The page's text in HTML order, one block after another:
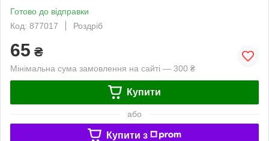
Готово до відправки
Код: 877017
Роздріб
65 ₴
Мінімальна сума замовлення на сайті — 300 ₴
Купити
або
Купити з